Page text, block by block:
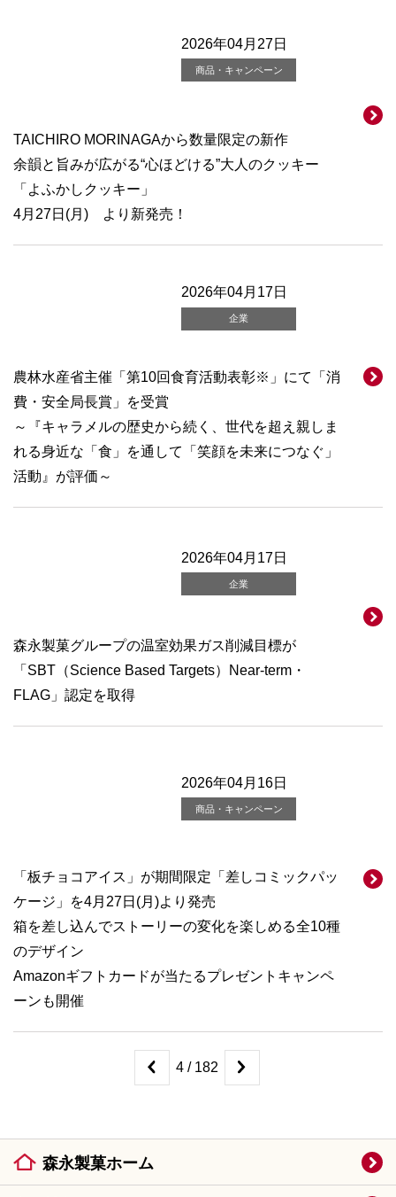
2026年04月27日
商品・キャンペーン
TAICHIRO MORINAGAから数量限定の新作
余韻と旨みが広がる“心ほどける”大人のクッキー
「よふかしクッキー」
4月27日(月) より新発売！
2026年04月17日
企業
農林水産省主催「第10回食育活動表彰※」にて「消
費・安全局長賞」を受賞
～『キャラメルの歴史から続く、世代を超え親しま
れる身近な「食」を通して「笑顔を未来につなぐ」
活動』が評価～
2026年04月17日
企業
森永製菓グループの温室効果ガス削減目標が
「SBT（Science Based Targets）Near-term・
FLAG」認定を取得
2026年04月16日
商品・キャンペーン
「板チョコアイス」が期間限定「差しコミックパッ
ケージ」を4月27日(月)より発売
箱を差し込んでストーリーの変化を楽しめる全10種
のデザイン
Amazonギフトカードが当たるプレゼントキャンペ
ーンも開催
4 / 182
森永製菓ホーム